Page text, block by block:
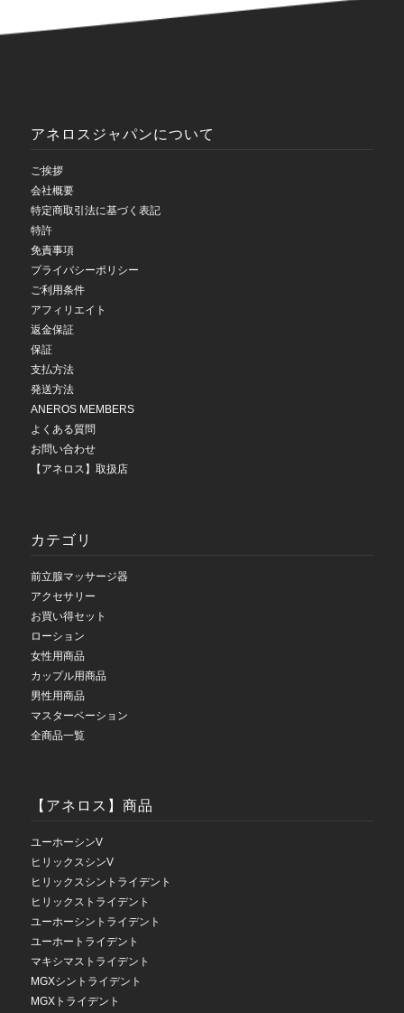
アネロスジャパンについて
ご挨拶
会社概要
特定商取引法に基づく表記
特許
免責事項
プライバシーポリシー
ご利用条件
アフィリエイト
返金保証
保証
支払方法
発送方法
ANEROS MEMBERS
よくある質問
お問い合わせ
【アネロス】取扱店
カテゴリ
前立腺マッサージ器
アクセサリー
お買い得セット
ローション
女性用商品
カップル用商品
男性用商品
マスターベーション
全商品一覧
【アネロス】商品
ユーホーシンV
ヒリックスシンV
ヒリックスシントライデント
ヒリックストライデント
ユーホーシントライデント
ユーホートライデント
マキシマストライデント
MGXシントライデント
MGXトライデント